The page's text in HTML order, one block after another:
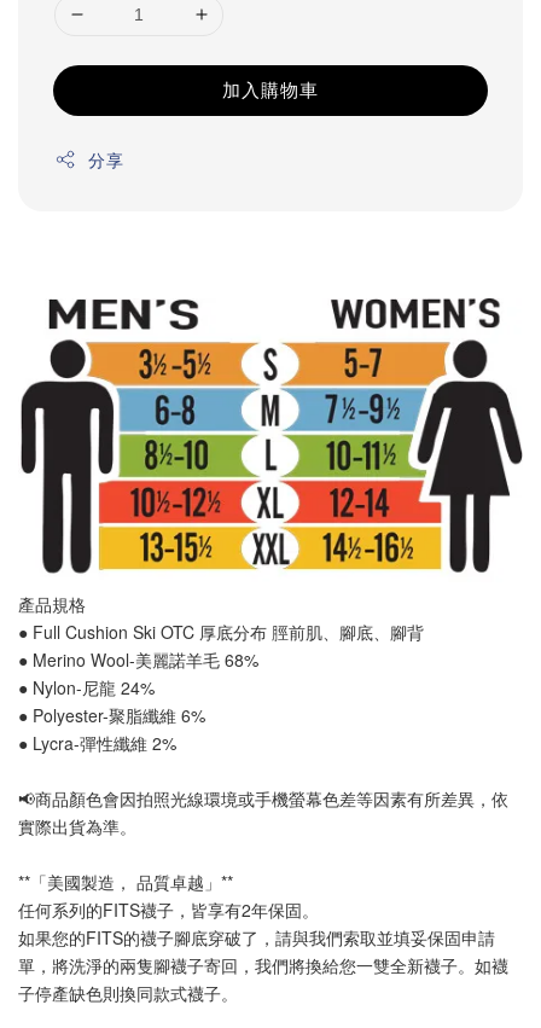
加入購物車
分享
產品規格
● Full Cushion Ski OTC 厚底分布 脛前肌 腳底
腳背
● Merino Wool-美麗諾羊毛 68%
● Nylon-尼龍 24%
● Polyester-聚脂纖維 6%
● Lycra-彈性纖維 2%
📢商品顏色會因拍照光線環境或手機螢幕色差等因素有所差異，依
實際出貨為準。
**「美國製造， 品質卓越」**
任何系列的FITS襪子，皆享有2年保固。
如果您的FITS的襪子腳底穿破了，請與我們索取並填妥保固申請
單，將洗淨的兩隻腳襪子寄回，我們將換給您一雙全新襪子。如襪
子停產缺色則換同款式襪子。